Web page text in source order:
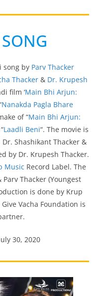
song by Parv Thacker
Thacker & Dr. Krupesh
film ‘Main Bhi Arjun:
Nanakda Pagla Bhare
of “Main Bhi Arjun:
Laadli Beni“. The movie is
Shashikant Thacker &
by Dr. Krupesh Thacker.
Music Record Label. The
Thacker (Youngest
is done by Krup
Vacha Foundation is
30, 2020